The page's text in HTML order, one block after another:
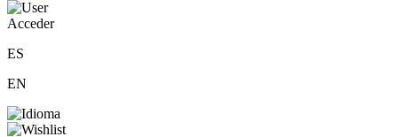
Acceder
ES
EN